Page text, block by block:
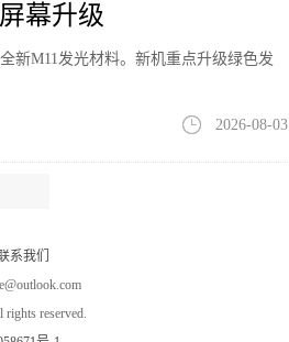
幕升级
新M11发光材料。新机重点升级绿色发
2026-08-03
LED引领升级
万台，同比下降12.7%；销额为499.4
系我们
rights reserved.